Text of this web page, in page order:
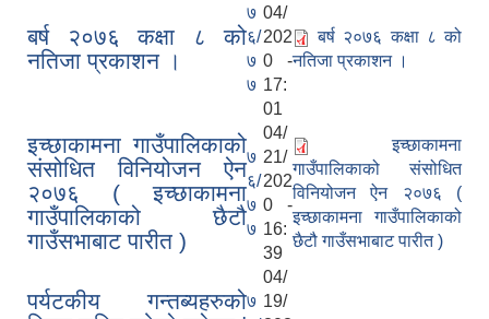
बर्ष २०७६ कक्षा ८ को
नतिजा प्रकाशन ।
७
६/
७
७
04/
202
0 -
17:
01
बर्ष २०७६ कक्षा ८ को
नतिजा प्रकाशन ।
इच्छाकामना गाउँपालिकाको
संसोधित विनियोजन ऐन
२०७६ ( इच्छाकामना
गाउँपालिकाको छैटौ
गाउँसभाबाट पारीत )
७
६/
७
७
04/
21/
202
0 -
16:
39
इच्छाकामना
गाउँपालिकाको संसोधित
विनियोजन ऐन २०७६ (
इच्छाकामना गाउँपालिकाको
छैटौ गाउँसभाबाट पारीत )
पर्यटकीय गन्तब्यहरुको७
04/
19/